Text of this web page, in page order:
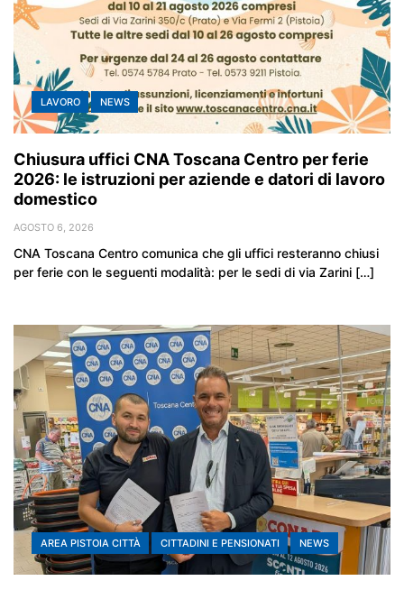
LAVORO NEWS
Chiusura uffici CNA Toscana Centro per ferie
2026: le istruzioni per aziende e datori di lavoro
domestico
AGOSTO 6, 2026
CNA Toscana Centro comunica che gli uffici resteranno chiusi
per ferie con le seguenti modalità: per le sedi di via Zarini […]
AREA PISTOIA CITTÀ CITTADINI E PENSIONATI NEWS